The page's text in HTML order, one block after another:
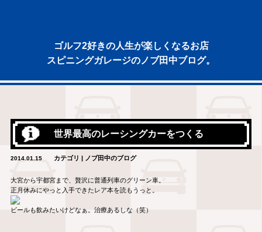
ゴルフ2好きの人生が楽しくなるお店
スピニングガレージのノブ田中ブログ。
世界最高のレーシングカーをつくる
2014.01.15 カテゴリ | ノブ田中のブログ
大宮から宇都宮まで、贅沢に普通列車のグリーン車。
正月休みにやっと入手できたレア本を読もうっと。
ビールも飲みたいけどなぁ。治療あるしな（笑）